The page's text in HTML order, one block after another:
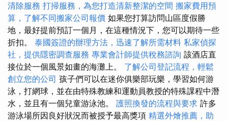
清除服務 打掃服務，為您打造清新整潔的空間 搬家費用預
算，了解不同搬家公司報價 如果您打算訪問山區度假勝
地，最好提前預訂一個月，在這種情況下，您可以期待一些
折扣。 泰國簽證的辦理方法，迅速了解所需材料 私家偵探
社，提供隱密調查服務 專業會計師提供稅務諮詢 該酒店直
接位於一個風景如畫的海灘上。 了解公司登記流程，輕鬆
創立您的公司 孩子們可以在迷你俱樂部玩樂，學習如何游
泳，打網球，並在由特殊教練和運動員教授的特殊課程中潛
水，並且有一個兒童游泳池。 護照換發的流程與要求 許多
游泳場所因良好狀況而被授予最高獎項 精選外燴推薦，助